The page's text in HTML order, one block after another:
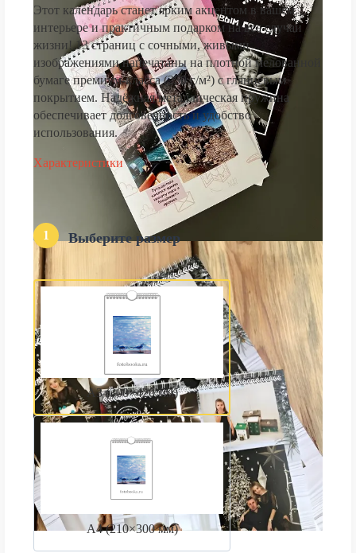
Этот календарь станет ярким акцентом в вашем
интерьере и практичным подарком на все случаи
жизни! 13 страниц с сочными, живыми
изображениями напечатаны на плотной мелованной
бумаге премиум-класса (250 г/м²) с глянцевым
покрытием. Надёжная металлическая пружина
обеспечивает долговечность и удобство
использования.
Характеристики
1 Выберите размер
А3 (300×420 мм)
А4 (210×300 мм)